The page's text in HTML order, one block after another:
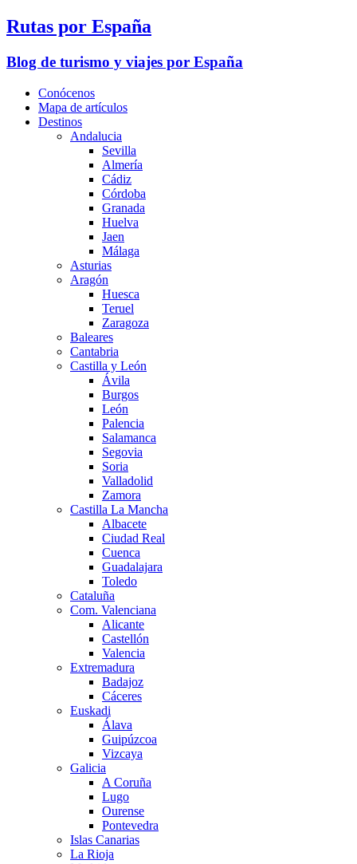
Rutas por España
Blog de turismo y viajes por España
Conócenos
Mapa de artículos
Destinos
Andalucia
Sevilla
Almería
Cádiz
Córdoba
Granada
Huelva
Jaen
Málaga
Asturias
Aragón
Huesca
Teruel
Zaragoza
Baleares
Cantabria
Castilla y León
Ávila
Burgos
León
Palencia
Salamanca
Segovia
Soria
Valladolid
Zamora
Castilla La Mancha
Albacete
Ciudad Real
Cuenca
Guadalajara
Toledo
Cataluña
Com. Valenciana
Alicante
Castellón
Valencia
Extremadura
Badajoz
Cáceres
Euskadi
Álava
Guipúzcoa
Vizcaya
Galicia
A Coruña
Lugo
Ourense
Pontevedra
Islas Canarias
La Rioja